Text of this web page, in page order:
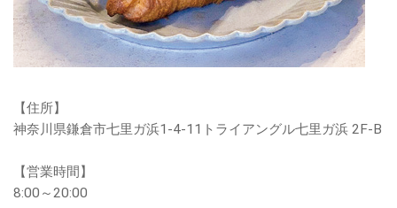
【住所】
神奈川県鎌倉市七里ガ浜1-4-11トライアングル七里ガ浜 2F-B
【営業時間】
8:00～20:00